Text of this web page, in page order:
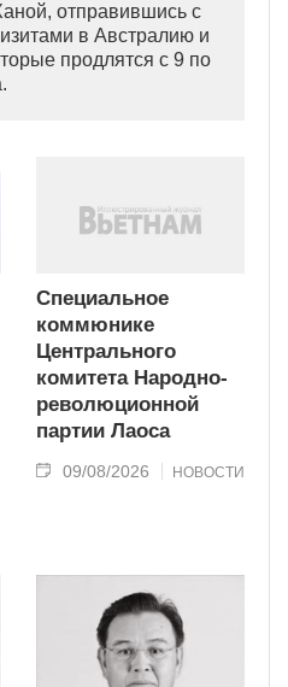
отправившись с
в Австралию и
продлятся с 9 по
Специальное
коммюнике
Центрального
комитета Народно-
революционной
партии Лаоса
09/08/2026 НОВОСТИ